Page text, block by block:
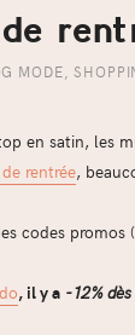
MODE
en satin, les
rentrée,
codes
, il y a -12%